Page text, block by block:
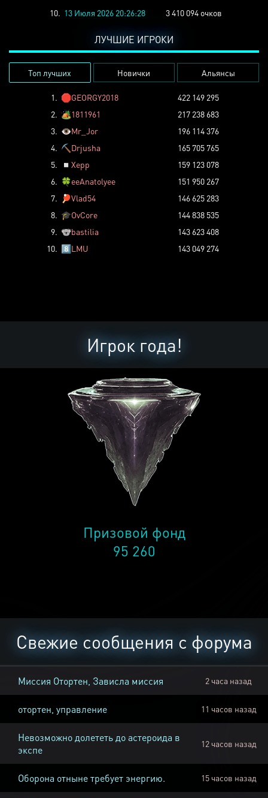
10. 13 Июля 2026 20:26:28 3 410 094 очков
ЛУЧШИЕ ИГРОКИ
Топ лучших Новички Альянсы
1. 🛑GEORGY2018
422 149 295
2. 🏕️1811961
217 238 683
3. 👁️Mr_Jor
196 114 376
4. ⛏️ Drjusha
165 705 765
5.
◽ Xepp
159 123 078
6. 🍀eeAnatolyee
151 950 267
7.
🏓Vlad54
146 625 283
8. 🎓OvCore
144 838 535
9. 🐨bastilia
143 623 408
10. 8️⃣LMU 143 049 274
Игрок года!
Призовой фонд
95 260
Свежие сообщения с форума
Миссия Отортен, Зависла миссия 2 часа назад
отортен, управление 11 часов назад
Невозможно долететь до астероида в
экспе
12 часов назад
Оборона отныне требует энергию. 15 часов назад